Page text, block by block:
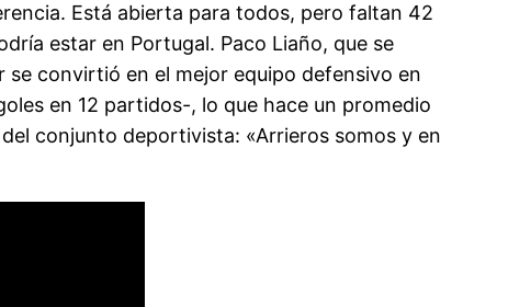
Está abierta para todos, pero faltan 42
estar en Portugal. Paco Liaño, que se
convirtió en el mejor equipo defensivo en
en 12 partidos-, lo que hace un promedio
conjunto deportivista: «Arrieros somos y en